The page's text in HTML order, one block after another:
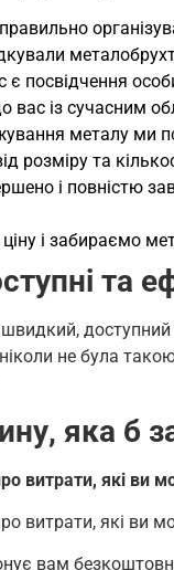
є посвідчення
вас із сучасним
металу ми
розміру та
і повністю
і забираємо
та
доступний
не була
яка б
витрати, які ви
витрати, які ви
вам